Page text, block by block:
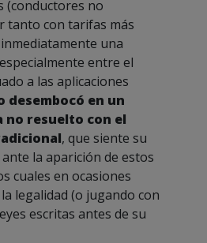
(conductores no
tanto con tarifas más
una
entre el
a las aplicaciones
desembocó en un
resuelto con el
, que siente su
la aparición de estos
cuales en ocasiones
legalidad (o jugando con
escritas antes de su